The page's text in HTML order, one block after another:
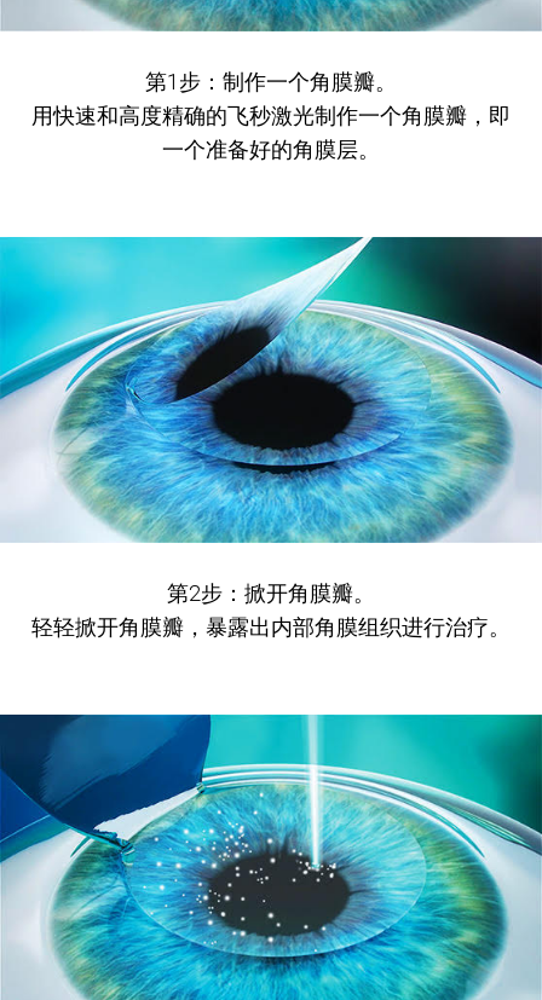
第1步：制作一个角膜瓣。
用快速和高度精确的飞秒激光制作一个角膜瓣，即
一个准备好的角膜层。
第2步：掀开角膜瓣。
轻轻掀开角膜瓣，暴露出内部角膜组织进行治疗。